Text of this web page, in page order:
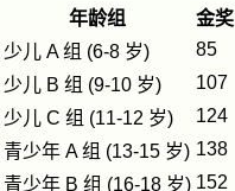
年龄组 金奖
少儿 A 组 (6-8 岁)
85
少儿 B 组 (9-10 岁)
107
少儿 C 组 (11-12 岁)
124
青少年 A 组 (13-15 岁) 138
青少年 B 组 (16-18 岁) 152